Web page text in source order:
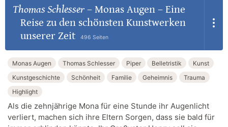
Thomas Schlesser– Monas Augen – Eine
Reise zu den schönsten Kunstwerken
unserer Zeit
496 Seiten
Monas Augen Thomas Schlesser Piper Belletristik
Kunst
Kunstgeschichte
Schönheit Familie Geheimnis
Trauma
Highlight
Als die zehnjährige Mona für eine Stunde ihr Augenlicht
verliert, machen sich ihre Eltern Sorgen, dass sie bald für